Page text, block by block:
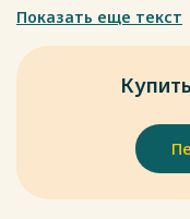
3. Уголовно-
от 18.12.2001 № 174-
законодательства РФ.
4. Постановление
(ред. от 29.11.2016) О
Российской
Российская газета. –
5. Краткая
Показать еще текст